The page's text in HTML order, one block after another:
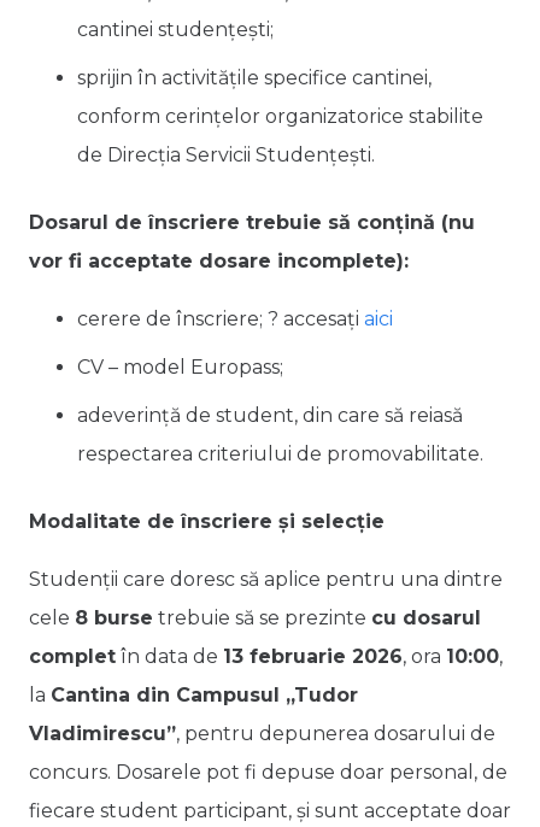
cantinei studențești;
sprijin în activitățile specifice cantinei,
conform cerințelor organizatorice stabilite
de Direcția Servicii Studențești.
Dosarul de înscriere trebuie să conțină (nu
vor fi acceptate dosare incomplete):
cerere de înscriere; ? accesați aici
CV – model Europass;
adeverință de student, din care să reiasă
respectarea criteriului de promovabilitate.
Modalitate de înscriere și selecție
Studenții care doresc să aplice pentru una dintre
cele 8 burse trebuie să se prezinte cu dosarul
complet în data de 13 februarie 2026, ora 10:00,
la Cantina din Campusul „Tudor
Vladimirescu”, pentru depunerea dosarului de
concurs. Dosarele pot fi depuse doar personal, de
fiecare student participant, și sunt acceptate doar